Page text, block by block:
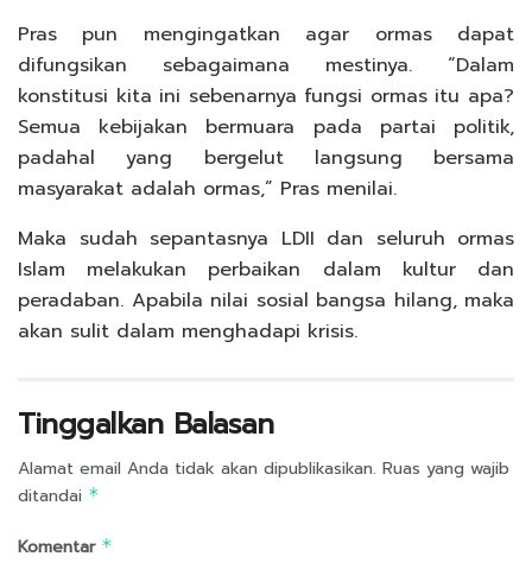
Pras pun mengingatkan agar ormas dapat
difungsikan sebagaimana mestinya. “Dalam
konstitusi kita ini sebenarnya fungsi ormas itu apa?
Semua kebijakan bermuara pada partai politik,
padahal yang bergelut langsung bersama
masyarakat adalah ormas,” Pras menilai.
Maka sudah sepantasnya LDII dan seluruh ormas
Islam melakukan perbaikan dalam kultur dan
peradaban. Apabila nilai sosial bangsa hilang, maka
akan sulit dalam menghadapi krisis.
Tinggalkan Balasan
Alamat email Anda tidak akan dipublikasikan. Ruas yang wajib
ditandai *
Komentar *